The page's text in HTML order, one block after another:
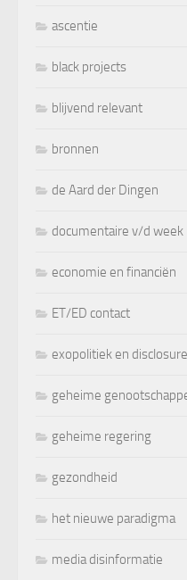
ascentie
black projects
blijvend relevant
bronnen
de Aard der Dingen
documentaire v/d week
economie en financiën
ET/ED contact
exopolitiek en disclosure
geheime
geheime regering
gezondheid
het nieuwe paradigma
media disinformatie